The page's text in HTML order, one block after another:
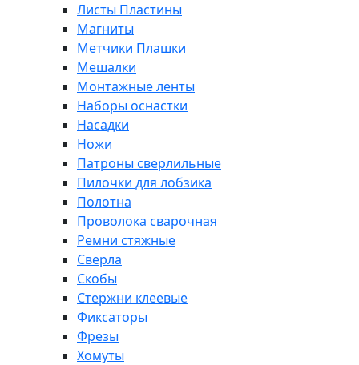
Листы Пластины
Магниты
Метчики Плашки
Мешалки
Монтажные ленты
Наборы оснастки
Насадки
Ножи
Патроны сверлильные
Пилочки для лобзика
Полотна
Проволока сварочная
Ремни стяжные
Сверла
Скобы
Стержни клеевые
Фиксаторы
Фрезы
Хомуты